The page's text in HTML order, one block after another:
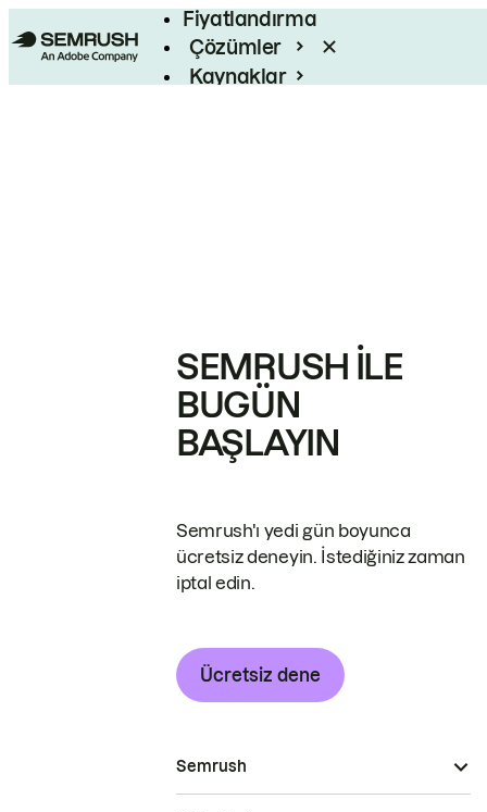
Fiyatlandırma
Çözümler
Kaynaklar
SEMRUSH ILE
BUGÜN
BAŞLAYIN
Semrush'ı yedi gün boyunca
ücretsiz deneyin. İstediğiniz zaman
iptal edin.
Ücretsiz dene
Semrush